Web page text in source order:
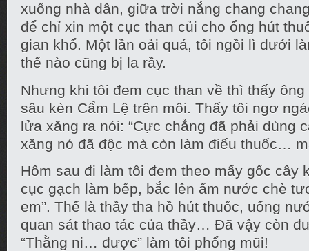
xuống nhà dân, giữa trời nắng chang
để chỉ xin một cục than củi cho ổng hút
gian khổ. Một lần oải quá, tôi ngồi lì dưới
thế nào cũng bị la rầy.
Nhưng khi tôi đem cục than về thì thấy
sâu kèn Cẩm Lệ trên môi. Thấy tôi ngơ
lửa xăng ra nói: “Cực chẳng đã phải dùng
xăng nó đã độc mà còn làm điếu thuốc…
Hôm sau đi làm tôi đem theo mấy gốc cây
cục gạch làm bếp, bắc lên ấm nước chè
em”. Thế là thầy tha hồ hút thuốc, uống
quan sát thao tác của thầy… Đã vậy còn
“Thằng ni… được” làm tôi phổng mũi!